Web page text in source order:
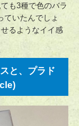
も3種で色のバラ
ていたんでしょ
るようなイイ感
と、プラド